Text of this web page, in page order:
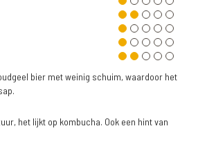
bier met weinig schuim, waardoor het
het lijkt op kombucha. Ook een hint van